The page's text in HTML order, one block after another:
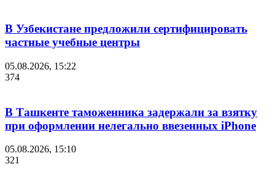
В Узбекистане предложили сертифицировать
частные учебные центры
05.08.2026, 15:22
374
В Ташкенте таможенника задержали за взятку
при оформлении нелегально ввезенных iPhone
05.08.2026, 15:10
321